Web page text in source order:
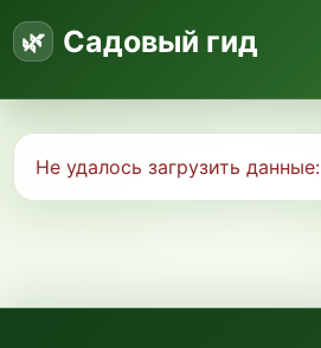
Садовый гид
Не удалось загрузить данные: